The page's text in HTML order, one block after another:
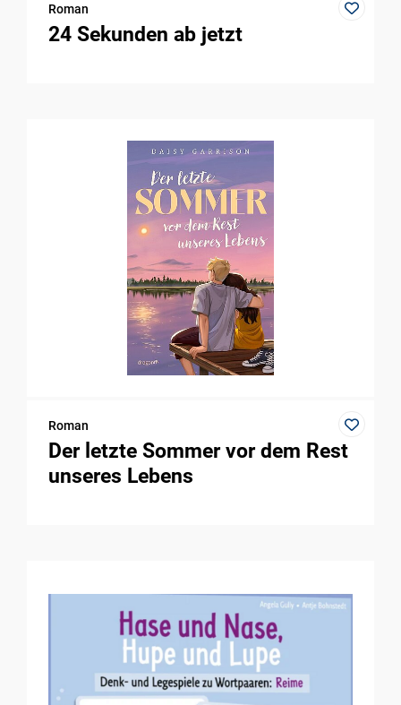
Roman
24 Sekunden ab jetzt
Roman
Der letzte Sommer vor dem Rest
unseres Lebens